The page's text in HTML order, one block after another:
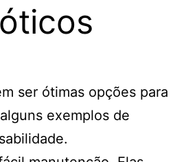
ser ótimas opções para
exemplos de